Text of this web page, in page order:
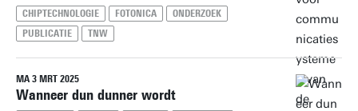
CHIPTECHNOLOGIE FOTONICA
ONDERZOEK
PUBLICATIE
TNW
MA 3 MRT 2025
Wanneer dun dunner wordt